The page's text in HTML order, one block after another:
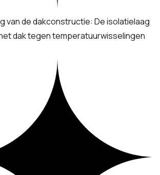
van de dakconstructie: De isolatielaag
dak tegen temperatuurwisselingen